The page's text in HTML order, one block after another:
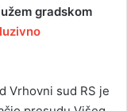
gradskom
Vrhovni sud RS je